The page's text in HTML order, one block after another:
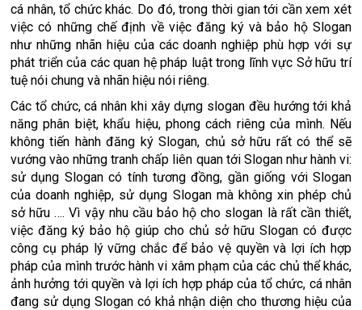
cá nhân, tổ chức khác. Do đó, trong thời gian tới cần xem xét
việc có những chế định về việc đăng ký và bảo hộ Slogan
như những nhãn hiệu của các doanh nghiệp phù hợp với sự
phát triển của các quan hệ pháp luật trong lĩnh vực Sở hữu trí
tuệ nói chung và nhãn hiệu nói riêng.
Các tổ chức, cá nhân khi xây dựng slogan đều hướng tới khả
năng phân biệt, khẩu hiệu, phong cách riêng của mình. Nếu
không tiến hành đăng ký Slogan, chủ sở hữu rất có thể sẽ
vướng vào những tranh chấp liên quan tới Slogan như hành vi:
sử dụng Slogan có tính tương đồng, gần giống với Slogan
của doanh nghiệp, sử dụng Slogan mà không xin phép chủ
sở hữu …. Vì vậy nhu cầu bảo hộ cho slogan là rất cần thiết,
việc đăng ký bảo hộ giúp cho chủ sở hữu Slogan có được
công cụ pháp lý vững chắc để bảo vệ quyền và lợi ích hợp
pháp của mình trước hành vi xâm phạm của các chủ thể khác,
ảnh hưởng tới quyền và lợi ích hợp pháp của tổ chức, cá nhân
đang sử dụng Slogan có khả nhận diện cho thương hiệu của